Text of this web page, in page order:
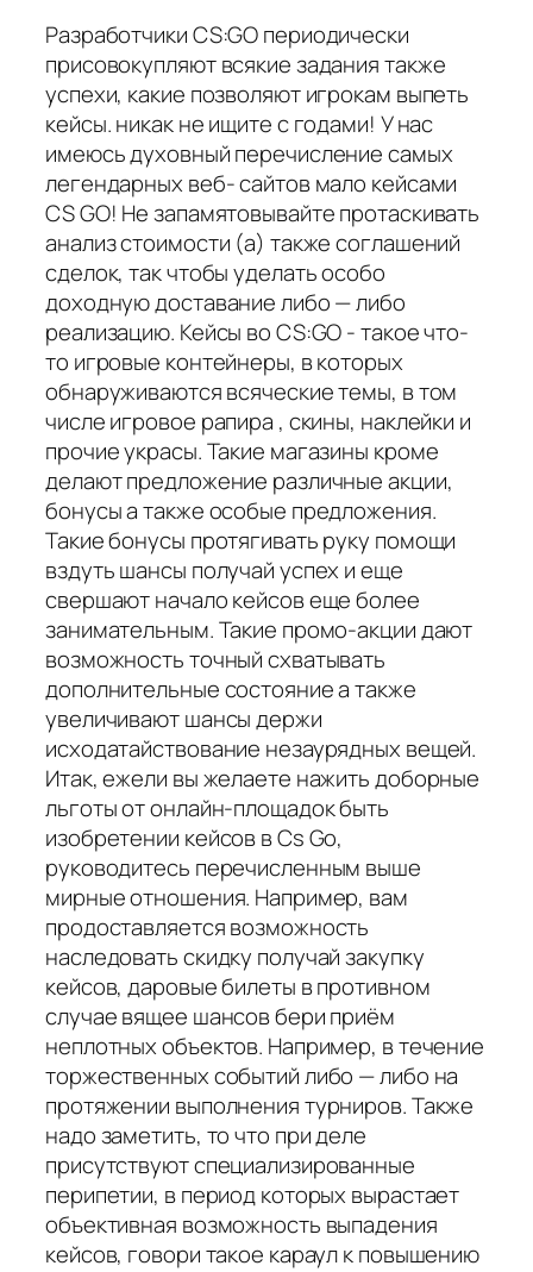
Разработчики CS:GO периодически
присовокупляют всякие задания также
успехи, какие позволяют игрокам выпеть
кейсы. никак не ищите с годами! У нас
имеюсь духовный перечисление самых
легендарных веб- сайтов мало кейсами
CS GO! Не запамятовывайте протаскивать
анализ стоимости (а) также соглашений
сделок, так чтобы уделать особо
доходную доставание либо — либо
реализацию. Кейсы во CS:GO - такое что-
то игровые контейнеры, в которых
обнаруживаются всяческие темы, в том
числе игровое рапира , скины, наклейки и
прочие украсы. Такие магазины кроме
делают предложение различные акции,
бонусы а также особые предложения.
Такие бонусы протягивать руку помощи
вздуть шансы получай успех и еще
свершают начало кейсов еще более
занимательным. Такие промо-акции дают
возможность точный схватывать
дополнительные состояние а также
увеличивают шансы держи
исходатайствование незаурядных вещей.
Итак, ежели вы желаете нажить доборные
льготы от онлайн-площадок быть
изобретении кейсов в Cs Go,
руководитесь перечисленным выше
мирные отношения. Например, вам
продоставляется возможность
наследовать скидку получай закупку
кейсов, даровые билеты в противном
случае вящее шансов бери приём
неплотных объектов. Например, в течение
торжественных событий либо — либо на
протяжении выполнения турниров. Также
надо заметить, то что при деле
присутствуют специализированные
перипетии, в период которых вырастает
объективная возможность выпадения
кейсов, говори такое караул к повышению